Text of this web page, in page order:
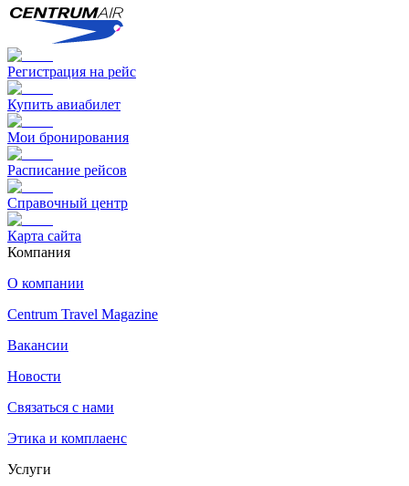
Регистрация на рейс
Купить авиабилет
Мои бронирования
Расписание рейсов
Справочный центр
Карта сайта
Компания
О компании
Centrum Travel Magazine
Вакансии
Новости
Связаться с нами
Этика и комплаенс
Услуги